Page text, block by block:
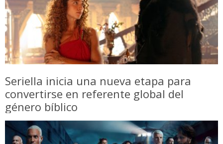
Seriella inicia una nueva etapa para
convertirse en referente global del
género bíblico